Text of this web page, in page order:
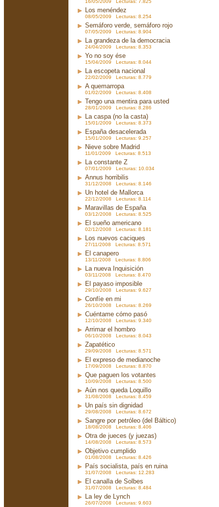
16/05/2009 Lecturas: 7.825
Los menéndez
08/05/2009 Lecturas: 8.254
Semáforo verde, semáforo rojo
07/05/2009 Lecturas: 8.904
La grandeza de la democracia
24/04/2009 Lecturas: 8.353
Yo no soy ése
15/04/2009 Lecturas: 8.044
La escopeta nacional
22/02/2009 Lecturas: 8.779
A quemarropa
01/02/2009 Lecturas: 8.408
Tengo una mentira para usted
28/01/2009 Lecturas: 8.286
La caspa (no la casta)
15/01/2009 Lecturas: 8.373
España desacelerada
15/01/2009 Lecturas: 9.257
Nieve sobre Madrid
11/01/2009 Lecturas: 8.513
La constante Z
07/01/2009 Lecturas: 10.034
Annus horribilis
31/12/2008 Lecturas: 8.146
Un hotel de Mallorca
22/12/2008 Lecturas: 8.114
Maravillas de España
03/12/2008 Lecturas: 8.525
El sueño americano
02/12/2008 Lecturas: 8.181
Los nuevos caciques
27/11/2008 Lecturas: 8.571
El canapero
13/11/2008 Lecturas: 8.806
La nueva Inquisición
03/11/2008 Lecturas: 8.470
El payaso imposible
29/10/2008 Lecturas: 9.627
Confíe en mi
26/10/2008 Lecturas: 8.269
Cuéntame cómo pasó
12/10/2008 Lecturas: 9.340
Arrimar el hombro
06/10/2008 Lecturas: 8.043
Zapatético
29/09/2008 Lecturas: 8.571
El expreso de medianoche
17/09/2008 Lecturas: 8.870
Que paguen los votantes
10/09/2008 Lecturas: 8.500
Aún nos queda Loquillo
31/08/2008 Lecturas: 8.459
Un país sin dignidad
29/08/2008 Lecturas: 8.672
Sangre por petróleo (del Báltico)
18/08/2008 Lecturas: 8.406
Otra de jueces (y juezas)
14/08/2008 Lecturas: 8.573
Objetivo cumplido
01/08/2008 Lecturas: 8.426
País socialista, país en ruina
31/07/2008 Lecturas: 12.283
El canalla de Solbes
31/07/2008 Lecturas: 8.484
La ley de Lynch
26/07/2008 Lecturas: 9.603